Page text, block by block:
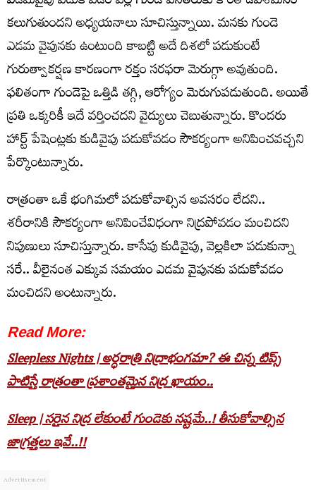
కలుగుతుందని అధ్యయనాలు సూచిస్తున్నాయి. మనకు గుండె
ఎడమ వైపునకు ఉంటుంది కాబట్టి అదే దిశలో పడుకుంటే
గురుత్వాకర్షణ కారణంగా రక్తం సరఫరా మెరుగ్గా అవుతుంది.
ఫలితంగా గుండెపై ఒత్తిడి తగ్గి, ఆరోగ్యం మెరుగుపడుతుంది. అయితే
ప్రతి ఒక్కరికీ ఇదే వర్తించదని వైద్యులు చెబుతున్నారు. కొందరు
హార్ట్ పేషెంట్లకు కుడివైపు పడుకోవడం సౌకర్యంగా అనిపించవచ్చని
పేర్కొంటున్నారు.
రాత్రంతా ఒకే భంగిమలో పడుకోవాల్సిన అవసరం లేదని..
శరీరానికి సౌకర్యంగా అనిపించేవిధంగా నిద్రపోవడం మంచిదని
నిపుణులు సూచిస్తున్నారు. కాసేపు కుడివైపు, వెల్లకిలా పడుకున్నా
సరే.. వీలైనంత ఎక్కువ సమయం ఎడమ వైపునకు పడుకోవడం
మంచిదని అంటున్నారు.
Read More:
Sleepless Nights | అర్ధరాత్రి నిద్రాభంగమా? ఈ చిన్న టిప్స్
పాటిస్తే రాత్రంతా ప్రశాంతమైన నిద్ర ఖాయం..
Sleep | స‌రైన నిద్ర లేకుంటే గుండెకు న‌ష్ట‌మే..! తీసుకోవాల్సిన
జాగ్ర‌త్త‌లు ఇవే..!!